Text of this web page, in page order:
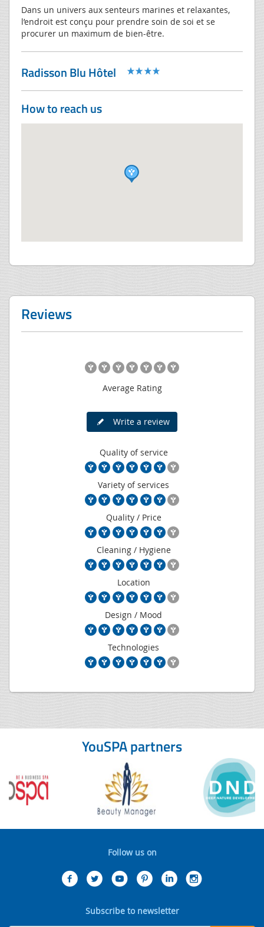
Dans un univers aux senteurs marines et relaxantes,
l’endroit est conçu pour prendre soin de soi et se
procurer un maximum de bien-être.
Radisson Blu Hôtel
How to reach us
Reviews
Average Rating
Write a review
Quality of service
Variety of services
Quality / Price
Cleaning / Hygiene
Location
Design / Mood
Technologies
YouSPA partners
Follow us on
Subscribe to newsletter